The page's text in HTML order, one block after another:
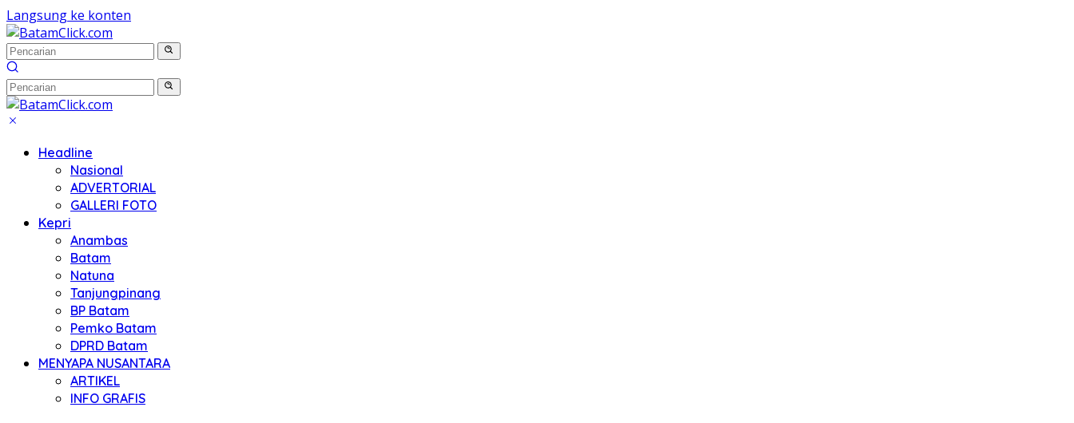
Langsung ke konten
Headline
Nasional
ADVERTORIAL
GALLERI FOTO
Kepri
Anambas
Batam
Natuna
Tanjungpinang
BP Batam
Pemko Batam
DPRD Batam
MENYAPA NUSANTARA
ARTIKEL
INFO GRAFIS